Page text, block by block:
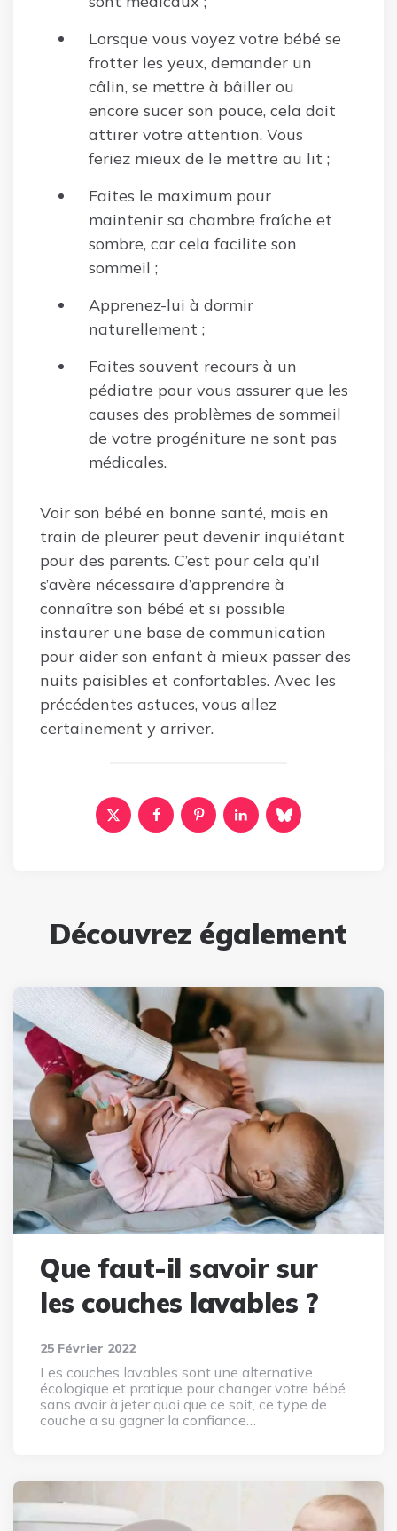
Lorsque vous voyez votre bébé se
frotter les yeux, demander un
câlin, se mettre à bâiller ou
encore sucer son pouce, cela doit
attirer votre attention. Vous
feriez mieux de le mettre au lit ;
Faites le maximum pour
maintenir sa chambre fraîche et
sombre, car cela facilite son
sommeil ;
Apprenez-lui à dormir
naturellement ;
Faites souvent recours à un
pédiatre pour vous assurer que les
causes des problèmes de sommeil
de votre progéniture ne sont pas
médicales.
Voir son bébé en bonne santé, mais en
train de pleurer peut devenir inquiétant
pour des parents. C’est pour cela qu’il
s’avère nécessaire d’apprendre à
connaître son bébé et si possible
instaurer une base de communication
pour aider son enfant à mieux passer des
nuits paisibles et confortables. Avec les
précédentes astuces, vous allez
certainement y arriver.
Découvrez également
Que faut-il savoir sur
les couches lavables ?
25 Février 2022
Les couches lavables sont une alternative
écologique et pratique pour changer votre bébé
sans avoir à jeter quoi que ce soit, ce type de
couche a su gagner la confiance…